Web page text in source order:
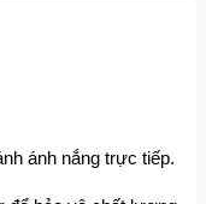
ánh nắng trực tiếp.